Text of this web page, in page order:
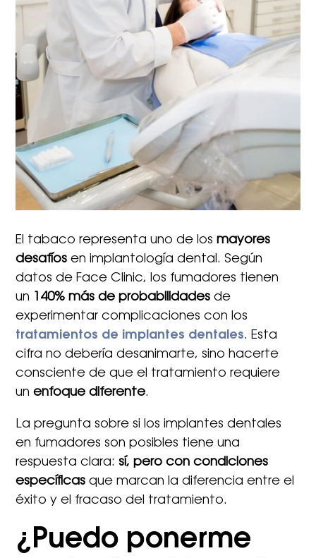
El tabaco representa uno de losmayores
desafíos en implantología dental. Según
datos de Face Clinic, los fumadores tienen
un 140% más de probabilidades de
experimentar complicaciones con los
tratamientos de implantes dentales. Esta
cifra no debería desanimarte, sino hacerte
consciente de que el tratamiento requiere
unenfoque diferente.
La pregunta sobre si los implantes dentales
en fumadores son posibles tiene una
respuesta clara:sí, pero con condiciones
específicas que marcan la diferencia entre el
éxito y el fracaso del tratamiento.
¿Puedo ponerme